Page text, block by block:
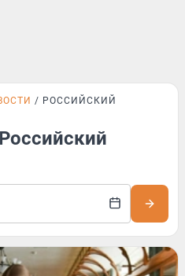
РОССИЙСКИЙ